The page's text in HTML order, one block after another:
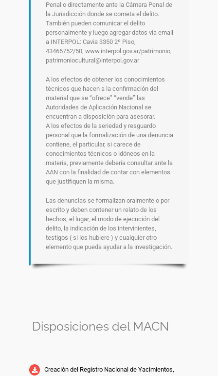
Penal o directamente ante la Cámara Penal de
la Jurisdicción donde se cometa el delito.
También pueden comunicar el delito
personalmente y luego agregar datos vía email
a INTERPOL: Cavia 3350 2º Piso,
43465752/50, www.interpol.gov.ar/patrimonio,
patrimoniocultural@interpol.gov.ar
A los efectos de obtener los conocimientos
técnicos que hacen a la confirmación del
material que se “ofrece” “vende” las
Autoridades de Aplicación Nacional se
encuentran a disposición para asesorar.
A los efectos de la seriedad y resguardo
personal que la formalización de una denuncia
contiene, el particular, si carece de
conocimientos técnicos o idóneos en la
materia, previamente debería consultar ante la
AAN con la finalidad de contar con elementos
que justifiquen la misma.
Las denuncias se formalizan oralmente o por
escrito y deben contener un relato de los
hechos, el lugar, el modo de ejecución del
delito, la indicación de los intervinientes,
testigos ( si los hubiere ) y cualquier otro
elemento que pueda ayudar a la investigación.
Disposiciones del MACN
Creación del Registro Nacional de Yacimientos,